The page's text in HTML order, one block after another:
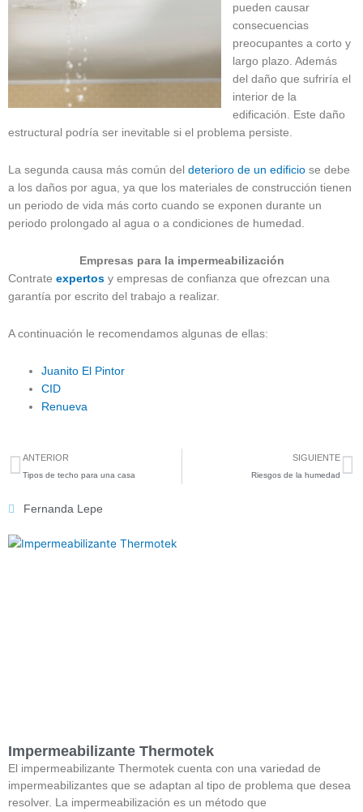
pueden causar
consecuencias
preocupantes a corto y
largo plazo. Además
del daño que sufriría el
interior de la
edificación. Este daño
estructural podría ser inevitable si el problema persiste.
La segunda causa más común del deterioro de un edificio se debe
a los daños por agua, ya que los materiales de construcción tienen
un periodo de vida más corto cuando se exponen durante un
periodo prolongado al agua o a condiciones de humedad.
Empresas para la impermeabilización
Contrate expertos y empresas de confianza que ofrezcan una
garantía por escrito del trabajo a realizar.
A continuación le recomendamos algunas de ellas:
Juanito El Pintor
CID
Renueva
Previo
ANTERIOR
Tipos de techo para una casa
SIGUIENTE
Riesgos de la humedad
Fernanda Lepe
Impermeabilizante Thermotek
El impermeabilizante Thermotek cuenta con una variedad de
impermeabilizantes que se adaptan al tipo de problema que desea
resolver. La impermeabilización es un método que